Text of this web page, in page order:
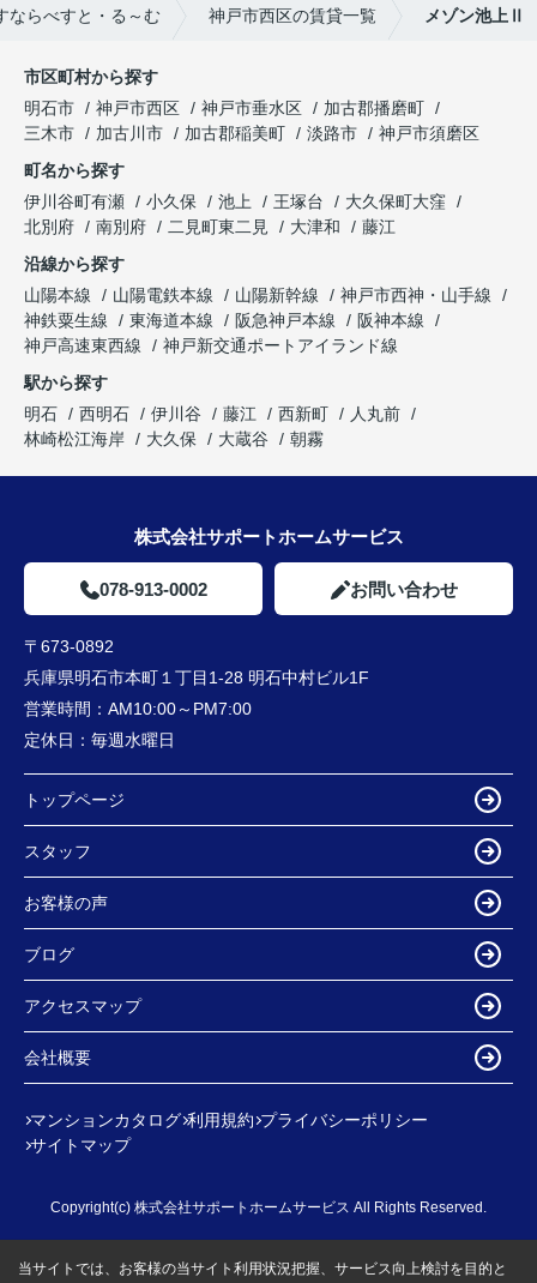
ならべすと・る～む 神戸市西区の賃貸一覧 メゾン池上Ⅱ
市区町村から探す
明石市
神戸市西区 神戸市垂水区
加古郡播磨町
三木市
加古川市 加古郡稲美町 淡路市
神戸市須磨区
町名から探す
伊川谷町有瀬
小久保 池上 王塚台
大久保町大窪
北別府
南別府 二見町東二見 大津和
藤江
沿線から探す
山陽本線
山陽電鉄本線 山陽新幹線
神戸市西神・山手線
神鉄粟生線
東海道本線 阪急神戸本線
阪神本線
神戸高速東西線
神戸新交通ポートアイランド線
駅から探す
明石
西明石 伊川谷 藤江 西新町
人丸前
林崎松江海岸
大久保 大蔵谷 朝霧
株式会社サポートホームサービス
078-913-0002 お問い合わせ
〒673-0892
兵庫県明石市本町１丁目1-28 明石中村ビル1F
営業時間： AM10:00～PM7:00
定休日： 毎週水曜日
トップページ
スタッフ
お客様の声
ブログ
アクセスマップ
会社概要
マンションカタログ 利用規約 プライバシーポリシー
サイトマップ
Copyright(c) 株式会社サポートホームサービス All Rights Reserved.
当サイトでは、お客様の当サイト利用状況把握、サービス向上検討を目的と